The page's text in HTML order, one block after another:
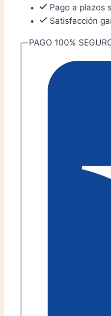
Escuela
Soviética
cantidad
Pago a plazos
Satisfacción
PAGO 100%